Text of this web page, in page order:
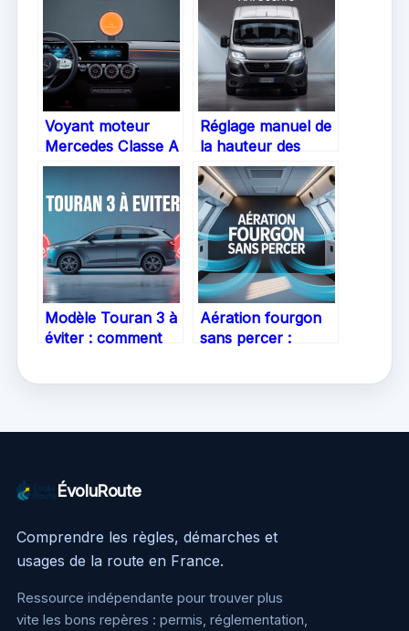
Voyant moteur
Mercedes Classe A
: comprendre,
réagir, rouler
l’esprit tranquille
Réglage manuel de
la hauteur des
phares sur Fiat
Ducato : mode
d’emploi complet
Modèle Touran 3 à
éviter : comment
Aération fourgon
sans percer :
ÉvoluRoute
Comprendre les règles, démarches et
usages de la route en France.
Ressource indépendante pour trouver plus
vite les bons repères : permis, réglementation,